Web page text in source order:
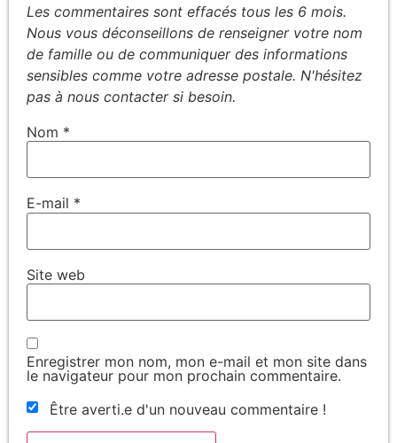
Nom *
E-mail *
Site web
Enregistrer mon nom, mon e-mail et mon site dans
le navigateur pour mon prochain commentaire.
Être averti.e d'un nouveau commentaire !